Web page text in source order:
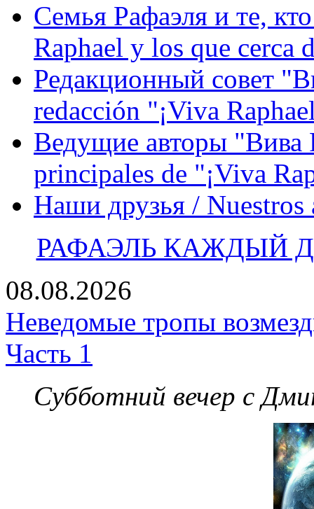
Семья Рафаэля и те,
Raphael y los que cerca
Редакционный совет
redacción "¡Viva
Ведущие авторы "Вива
principales de "¡Viva
Наши друзья / Nuestros
РАФАЭЛЬ КАЖДЫЙ
08.08.2026
Неведомые тропы
Часть 1
Субботний вечер с